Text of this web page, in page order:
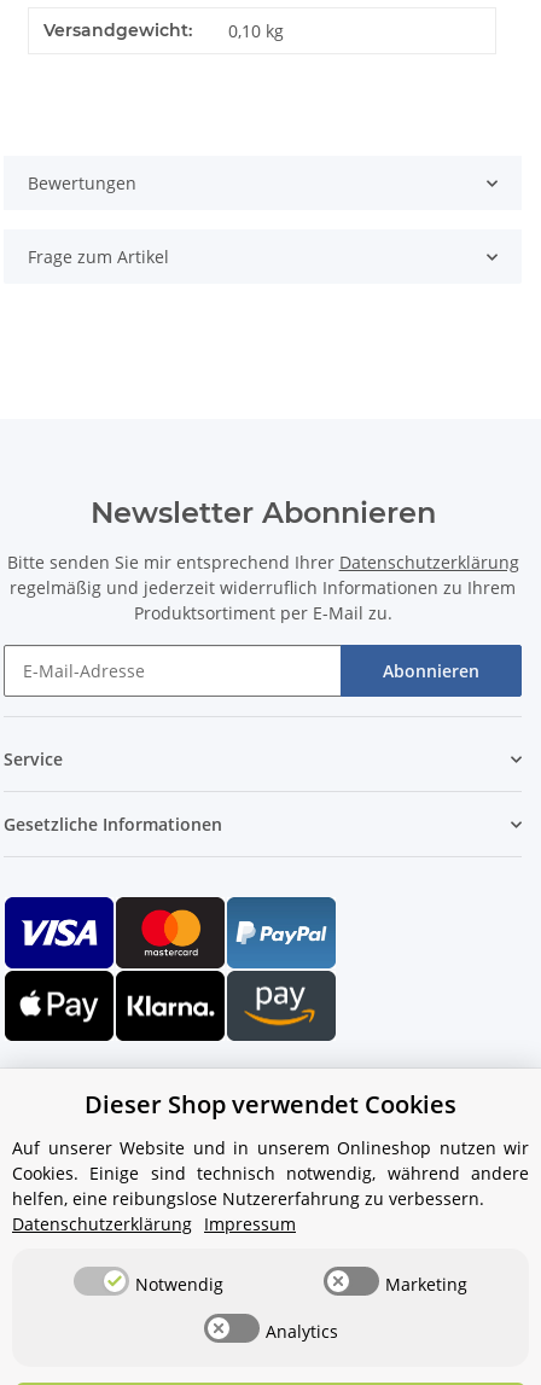
Versandgewicht: 0,10 kg
Bewertungen
Frage zum Artikel
Newsletter Abonnieren
Bitte senden Sie mir entsprechend Ihrer Datenschutzerklärung
regelmäßig und jederzeit widerruflich Informationen zu Ihrem
Produktsortiment per E-Mail zu.
Abonnieren
Service
Gesetzliche Informationen
Ihr WhatsApp-Kontakt zum
Service Team
von Aquintos-Wasseraufbereitung
Hallo und herzlich willkommen
Dieser Shop verwendet Cookies
Auf unserer Website und in unserem Onlineshop nutzen wir
Cookies. Einige sind technisch notwendig, während andere
helfen, eine reibungslose Nutzererfahrung zu verbessern.
Datenschutzerklärung Impressum
Notwendig Marketing
Analytics